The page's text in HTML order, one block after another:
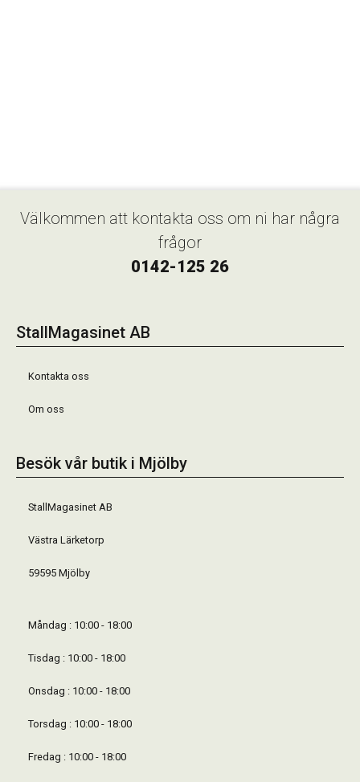
Välkommen att kontakta oss om ni har några
frågor
0142-125 26
StallMagasinet AB
Kontakta oss
Om oss
Besök vår butik i Mjölby
StallMagasinet AB
Västra Lärketorp
59595 Mjölby
Måndag : 10:00 - 18:00
Tisdag : 10:00 - 18:00
Onsdag : 10:00 - 18:00
Torsdag : 10:00 - 18:00
Fredag : 10:00 - 18:00